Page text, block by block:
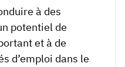
à des
potentiel de
et à de
d’emploi dans le